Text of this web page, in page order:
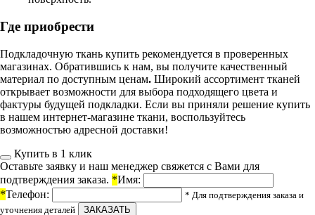
Где приобрести
Подкладочную ткань купить рекомендуется в проверенных
магазинах. Обратившись к нам, вы получите качественный
материал по доступным ценам. Широкий ассортимент тканей
открывает возможности для выбора подходящего цвета и
фактуры будущей подкладки. Если вы приняли решение купить
в нашем интернет-магазине ткани, воспользуйтесь
возможностью адресной доставки!
Купить в 1 клик
Оставьте заявку и наш менеджер свяжется с Вами для
подтверждения заказа. *Имя:
*Телефон:
* Для подтверждения заказа и
уточнения деталей